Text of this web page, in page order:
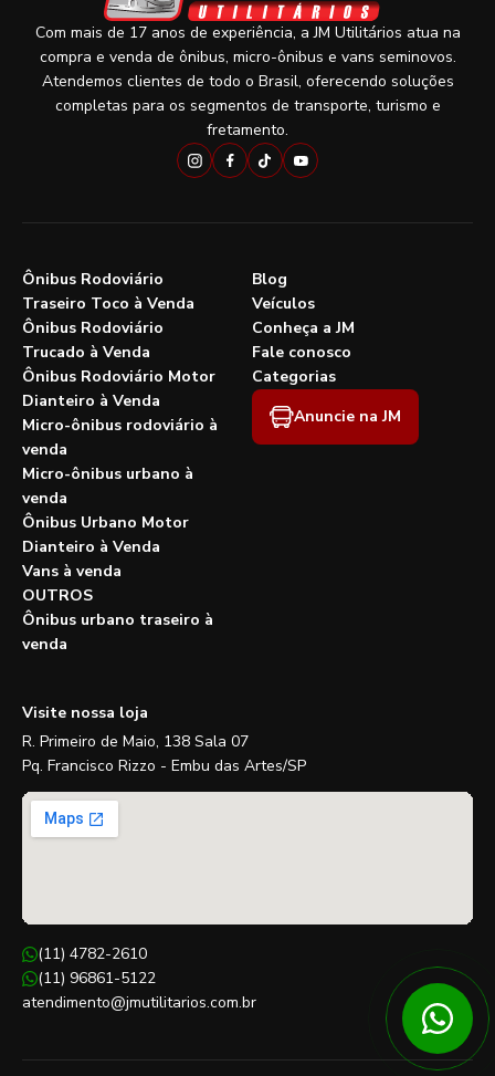
Com mais de 17 anos de experiência, a JM Utilitários atua na
compra e venda de ônibus, micro-ônibus e vans seminovos.
Atendemos clientes de todo o Brasil, oferecendo soluções
completas para os segmentos de transporte, turismo e
fretamento.
Ônibus Rodoviário
Traseiro Toco à Venda
Ônibus Rodoviário
Trucado à Venda
Ônibus Rodoviário Motor
Dianteiro à Venda
Micro-ônibus rodoviário à
venda
Micro-ônibus urbano à
venda
Ônibus Urbano Motor
Dianteiro à Venda
Vans à venda
OUTROS
Ônibus urbano traseiro à
venda
Blog
Veículos
Conheça a JM
Fale conosco
Categorias
Anuncie na JM
Visite nossa loja
R. Primeiro de Maio, 138 Sala 07
Pq. Francisco Rizzo - Embu das Artes/SP
(11) 4782-2610
(11) 96861-5122
atendimento@jmutilitarios.com.br